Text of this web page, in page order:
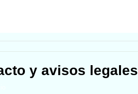
y avisos legales